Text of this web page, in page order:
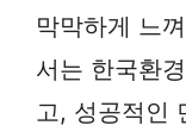
막막하게 느
서는 한국환
고, 성공적인